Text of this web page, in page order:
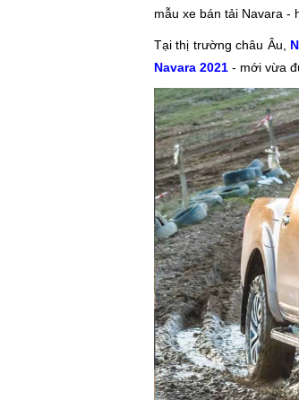
mẫu xe bán tải Navara -
Tại thị trường châu Âu,
Navara 2021 - mới vừa